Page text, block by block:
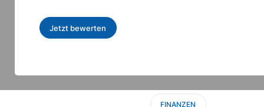
Jetzt bewerten
Jetzt ist die
wichtig wie noch
FINANZEN